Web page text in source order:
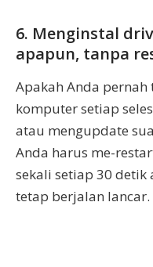
6. Menginstal
apapun, tanpa
Apakah Anda
komputer setiap
atau mengupdate
Anda harus me-
sekali setiap 30
tetap berjalan lancar.